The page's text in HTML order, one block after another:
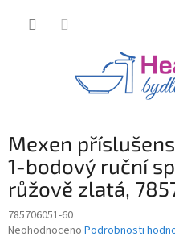
Mexen
1-bodový ruční
růžově zlatá,
785706051-60
Průměrné
Neohodnoceno Podrobnosti